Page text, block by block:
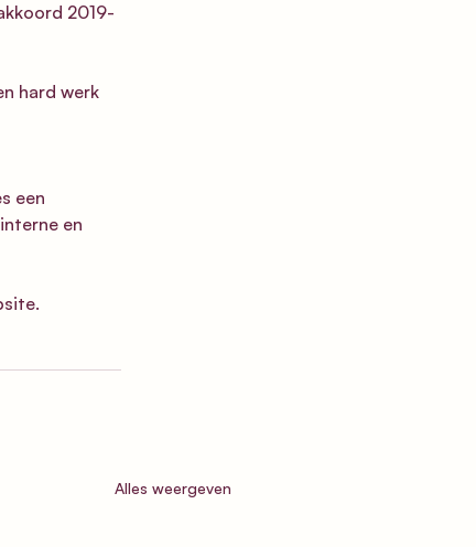
2019-
hard werk
een
en
.
Alles weergeven